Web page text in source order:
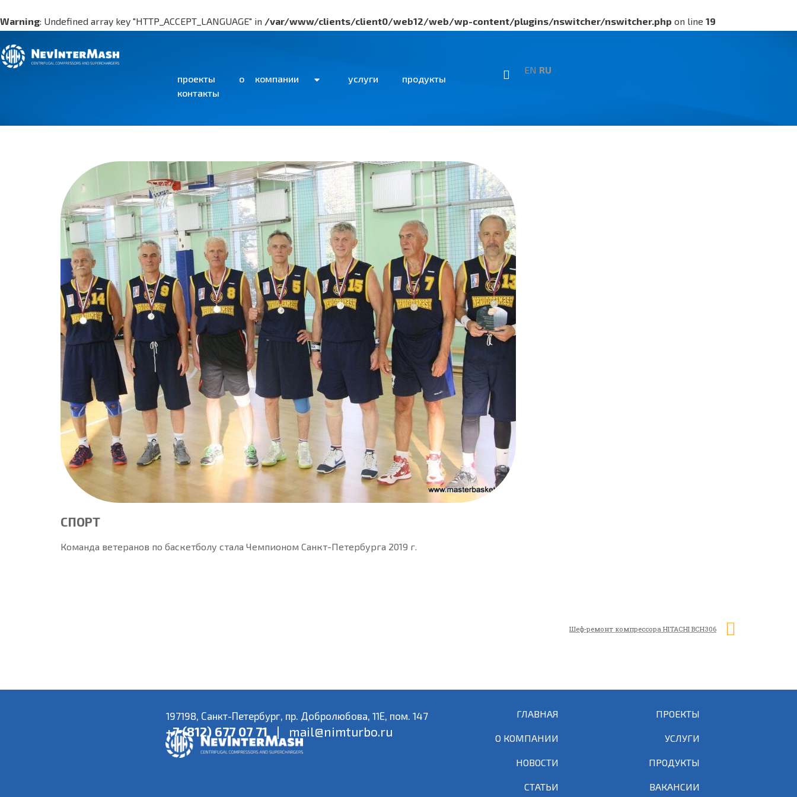
Warning: Undefined array key "HTTP_ACCEPT_LANGUAGE" in /var/www/clients/client0/web12/web/wp-content/plugins/nswitcher/nswitcher.php on line 19
Warning: Undefined array key "HTTP_ACCEPT_LANGUAGE" in
проекты о компании услуги
продукты
контакты
EN RU
Warning /var/www/clients/client0/web12/web/wp-content/plugins/nswitcher/nswitcher.php
: Undefined array key "HTTP_ACCEPT_LANGUAGE" in
СПОРТ
Команда ветеранов по баскетболу стала Чемпионом Санкт-Петербурга 2019 г.
Шеф-ремонт компрессора HITACHI BCH306
+7 (812) 677 07 71 | mail@nimturbo.ru
197198, Санкт-Петербург, пр. Добролюбова, 11Е, пом. 147 ГЛАВНАЯ
О КОМПАНИИ
НОВОСТИ
СТАТЬИ
ПРОЕКТЫ
УСЛУГИ
ПРОДУКТЫ
ВАКАНСИИ